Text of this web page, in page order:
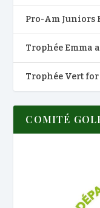
Pro-Am Juniors
Trophée Emma
Trophée Vert for
COMITÉ